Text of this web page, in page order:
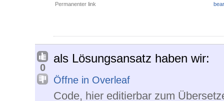
Permanenter link
0
als Lösungsansatz haben wir:
Öffne in Overleaf
Code, hier editierbar zum